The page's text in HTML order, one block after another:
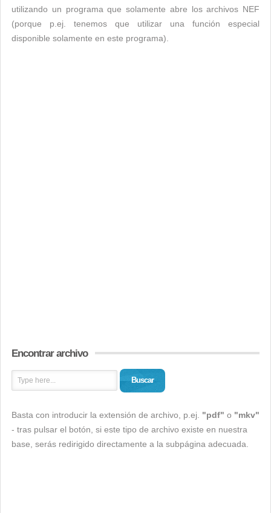
utilizando un programa que solamente abre los archivos NEF
(porque p.ej. tenemos que utilizar una función especial
disponible solamente en este programa).
Encontrar archivo
Buscar
Basta con introducir la extensión de archivo, p.ej. "pdf" o "mkv"
- tras pulsar el botón, si este tipo de archivo existe en nuestra
base, serás redirigido directamente a la subpágina adecuada.